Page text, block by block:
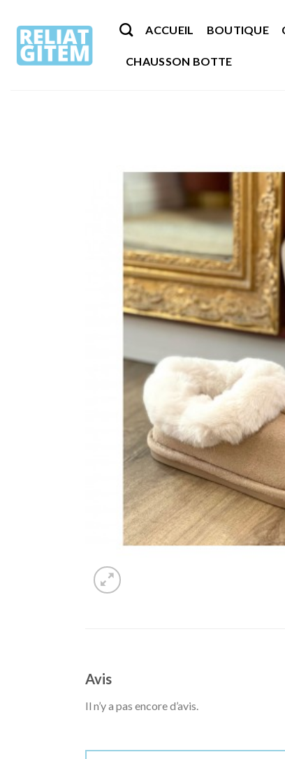
contenu
ACCUEIL BOUTIQUE
CHAUSSON BOTTE
Avis
Il n’y a pas encore d’avis.